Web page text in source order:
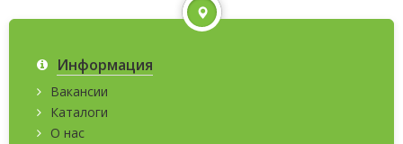
Информация
Вакансии
Каталоги
О нас